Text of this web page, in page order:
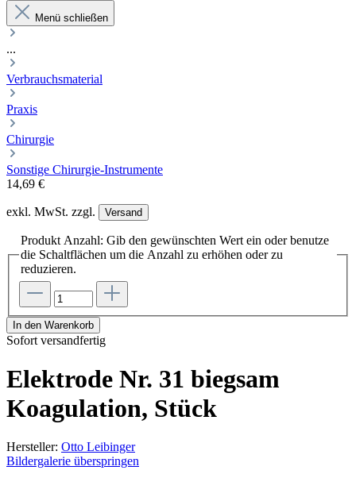
Menü schließen
...
Verbrauchsmaterial
Praxis
Chirurgie
Sonstige Chirurgie-Instrumente
14,69 €
exkl. MwSt. zzgl. Versand
Produkt Anzahl: Gib den gewünschten Wert ein oder benutze
die Schaltflächen um die Anzahl zu erhöhen oder zu
reduzieren.
In den Warenkorb
Sofort versandfertig
Elektrode Nr. 31 biegsam
Koagulation, Stück
Hersteller: Otto Leibinger
Bildergalerie überspringen